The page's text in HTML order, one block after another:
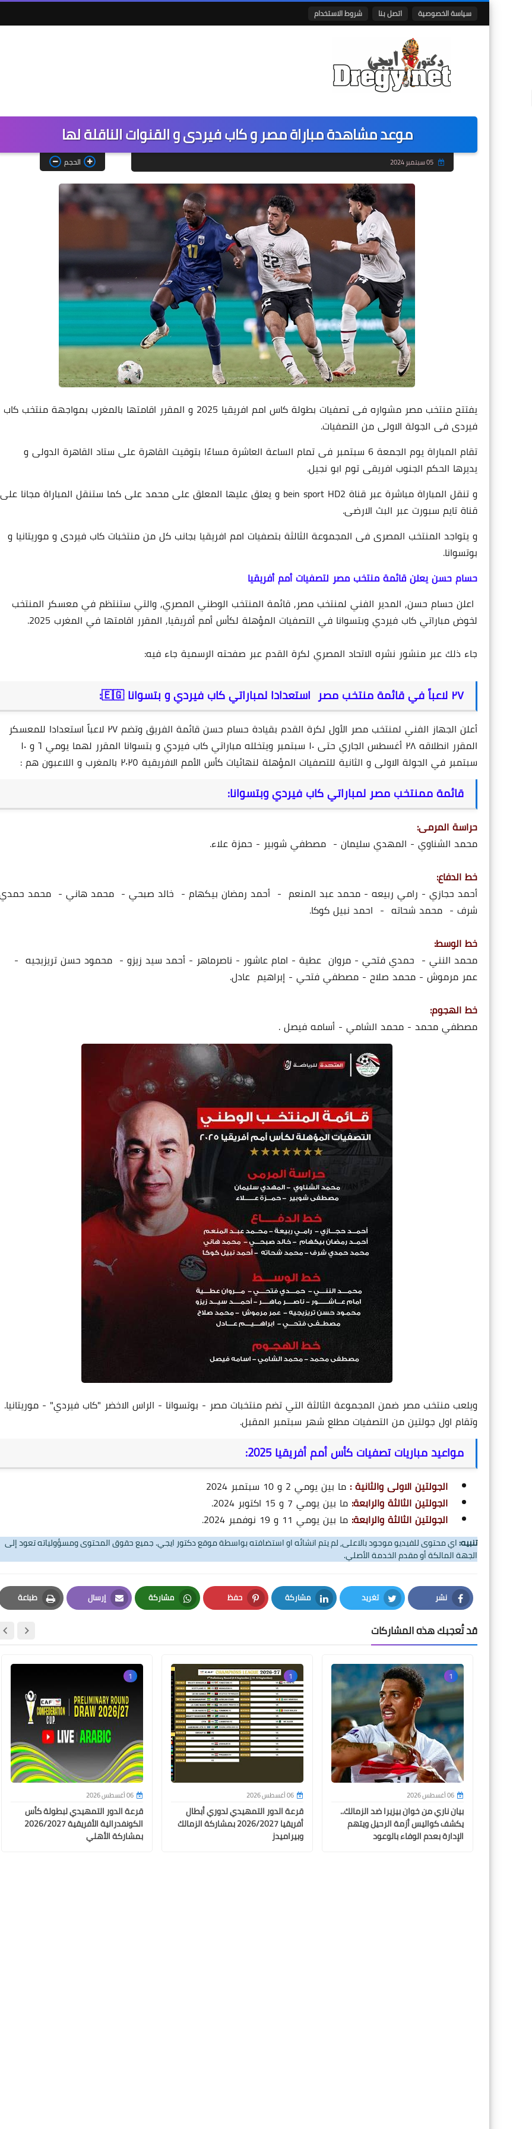
سياسة الخصوصية اتصل بنا شروط الاستخدام
موعد مشاهدة مباراة مصر و كاب فيردى و القنوات الناقلة لها
05 سبتمبر 2024 الحجم
يفتتح منتخب مصر مشواره فى تصفيات بطولة كاس امم افريقيا 2025 و المقرر اقامتها بالمغرب بمواجهة منتخب كاب
فيردى فى الجولة الاولى من التصفيات.
تقام المباراة يوم الجمعة 6 سبتمبر فى تمام الساعة العاشرة مساءًا بتوقيت القاهرة على ستاد القاهرة الدولى و
يديرها الحكم الجنوب افريقى توم ابو نجيل.
و تنقل المباراة مباشرة عبر قناة bein sport HD2 و يعلق عليها المعلق على محمد على كما ستنقل المباراة مجانا على
قناة تايم سبورت عبر البث الارضى.
و يتواجد المنتخب المصرى فى المجموعة الثالثة بتصفيات امم افريقيا بجانب كل من منتخبات كاب فيردى و موريتانيا و
بوتسوانا.
حسام حسن يعلن قائمة منتخب مصر لتصفيات أمم أفريقيا
اعلن حسام حسن, المدير الفني لمنتخب مصر, قائمة المنتخب الوطني المصري, والتي ستنتظم في معسكر المنتخب
لخوض مباراتي كاب فيردي وبتسوانا في التصفيات المؤهلة لكأس أمم أفريقيا, المقرر اقامتها في المغرب 2025.
جاء ذلك عبر منشور نشره الاتحاد المصري لكرة القدم عبر صفحته الرسمية جاء فيه:
٢٧ لاعباً في قائمة منتخب مصر استعدادا لمباراتي كاب فيردي و بتسوانا 🇪🇬:
أعلن الجهاز الفني لمنتخب مصر الأول لكرة القدم بقيادة حسام حسن قائمة الفريق وتضم ٢٧ لاعباً استعدادا للمعسكر
المقرر انطلاقه ٢٨ أغسطس الجاري حتى ١٠ سبتمبر ويتخلله مباراتي كاب فيردي و بتسوانا المقرر لهما يومي ٦ و ١٠
سبتمبر في الجولة الاولى و الثانية للتصفيات المؤهلة لنهائيات كأس الأمم الافريقية ٢٠٢٥ بالمغرب و اللاعبون هم :
قائمة ممنتخب مصر لمباراتي كاب فيردي وبتسوانا:
حراسة المرمى:
محمد الشناوي - المهدي سليمان - مصطفي شوبير - حمزة علاء.
خط الدفاع:
أحمد حجازي - رامي ربيعه - محمد عبد المنعم - أحمد رمضان بيكهام - خالد صبحي - محمد هاني - محمد
شرف - محمد شحاته - احمد نبيل كوكا.
خط الوسط:
محمد النني - حمدي فتحي - مروان عطية - امام عاشور - ناصرماهر - أحمد سيد زيزو - محمود حسن تريزيجيه -
عمر مرموش - محمد صلاح - مصطفي فتحي - إبراهيم عادل.
خط الهجوم:
مصطفي محمد - محمد الشامي - أسامه فيصل .
ويلعب منتخب مصر ضمن المجموعة الثالثة التي تضم منتخبات مصر - بوتسوانا - الراس الاخضر "كاب فيردي" - موريتانيا.
وتقام اول جولتين من التصفيات مطلع شهر سبتمبر المقبل.
مواعيد مباريات تصفيات كأس أمم أفريقيا 2025:
الجولتين الاولى والثانية : ما بين يومي 2 و 10 سبتمبر 2024
الجولتين الثالثة والرابعة: ما بين يومي 7 و 15 اكتوبر 2024.
الجولتين الثالثة والرابعة: ما بين يومي 11 و 19 نوفمبر 2024.
تنبيه:اي محتوى للفيديو موجود بالاعلى, لم يتم انشائه او استضافته بواسطة موقع دكتور ايجي. جميع حقوق المحتوى ومسؤولياته تعود إلى
الجهة المالكة أو مقدم الخدمة الأصلي.
نشر
Facebook
تغريد
Twitter
مشاركة
LinkedIn
حفظ
Pinterest
مشاركة
Whatsapp
إرسال
Email
طباعة
Print
قد تُعجبك هذه المشاركات
1
06 أغسطس 2026
بيان ناري من خوان بيزيرا ضد الزمالك..
يكشف كواليس أزمة الرحيل ويتهم
الإدارة بعدم الوفاء بالوعود
1
06 أغسطس 2026
قرعة الدور التمهيدي لدوري أبطال
أفريقيا 2026/2027 بمشاركة الزمالك
وبيراميدز
1
06 أغسطس 2026
قرعة الدور التمهيدي لبطولة كأس
الكونفدرالية الأفريقية 2026/2027
بمشاركة الأهلي
12 فبراير 2025
12 فبراير 2025